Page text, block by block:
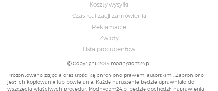
Koszty wysyłki
Czas realizacji zamówienia
Reklamacje
Zwroty
Lista producentow
Copyright 2014 modnydom24.pl
Prezentowane zdjęcia oraz treści są chronione prawami autorskimi. Zabronione
jest ich kopiowanie lub powielanie. Każde naruszenie będzie uprawniało do
wszczęcia właściwych procedur. Modnydom24.pl będzie dochodził naprawienia